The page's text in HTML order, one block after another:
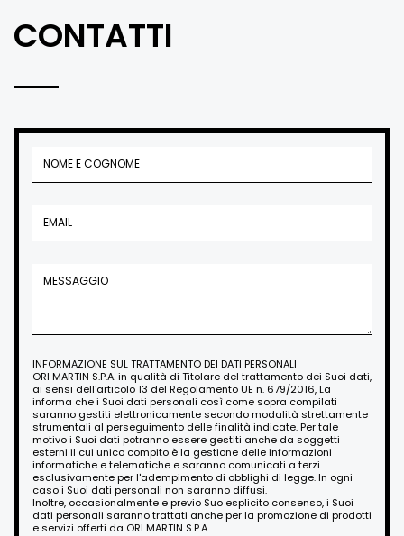
CONTATTI
INFORMAZIONE SUL TRATTAMENTO DEI DATI PERSONALI
ORI MARTIN S.P.A. in qualità di Titolare del trattamento dei Suoi dati,
ai sensi dell'articolo 13 del Regolamento UE n. 679/2016, La
informa che i Suoi dati personali così come sopra compilati
saranno gestiti elettronicamente secondo modalità strettamente
strumentali al perseguimento delle finalità indicate. Per tale
motivo i Suoi dati potranno essere gestiti anche da soggetti
esterni il cui unico compito è la gestione delle informazioni
informatiche e telematiche e saranno comunicati a terzi
esclusivamente per l'adempimento di obblighi di legge. In ogni
caso i Suoi dati personali non saranno diffusi.
Inoltre, occasionalmente e previo Suo esplicito consenso, i Suoi
dati personali saranno trattati anche per la promozione di prodotti
e servizi offerti da ORI MARTIN S.P.A.